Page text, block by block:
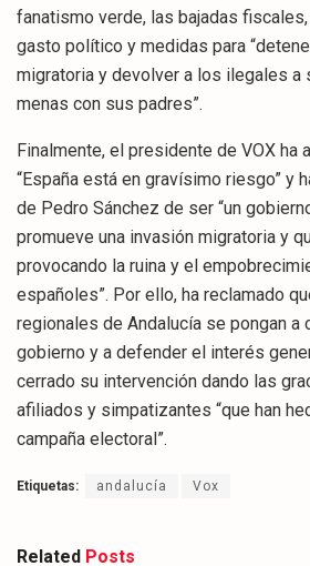
fanatismo verde, las bajadas
gasto político y medidas para
migratoria y devolver a los ilegales a
menas con sus padres”.
Finalmente, el presidente de VOX ha
“España está en gravísimo riesgo” y
de Pedro Sánchez de ser “un
promueve una invasión migratoria y
provocando la ruina y el
españoles”. Por ello, ha reclamado
regionales de Andalucía se pongan a
gobierno y a defender el interés
cerrado su intervención dando las
afiliados y simpatizantes “que han
campaña electoral”.
Etiquetas: andalucía Vox
Related Posts